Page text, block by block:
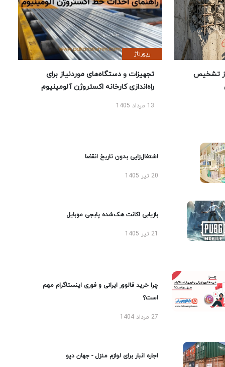
تشخیص
رپورتاژ
تجهیزات و دستگاه‌های موردنیاز برای
راه‌اندازی کارخانه اکستروژن آلومینیوم
13 مرداد 1405
اشتغال‌زایی بدون تاریخ انقضا
20 تیر 1405
بازیابی اکانت هک‌شده پابجی موبایل
چرا خرید فالوور ایرانی و فوری اینستاگرام مهم
است؟
27 مرداد 1404
اجاره انبار برای لوازم منزل - جهان دپو